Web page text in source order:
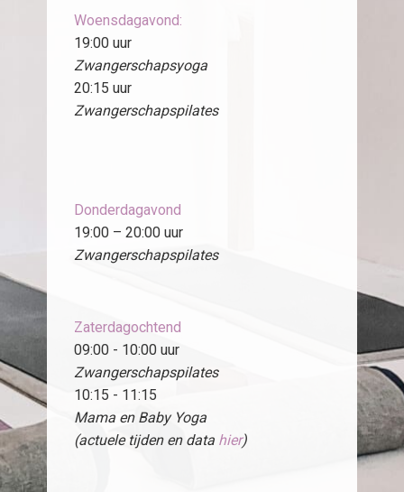
Woensdagavond:
19:00 uur
Zwangerschapsyoga
20:15 uur
Zwangerschapspilates
Donderdagavond
19:00 – 20:00 uur
Zwangerschapspilates
Zaterdagochtend
09:00 - 10:00 uur
Zwangerschapspilates
10:15 - 11:15
Mama en Baby Yoga
(actuele tijden en data hier)